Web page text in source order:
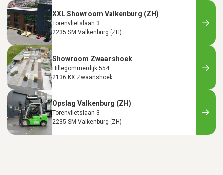
XXL Showroom Valkenburg (ZH)
Torenvlietslaan 3
2235 SM Valkenburg (ZH)
Showroom Zwaanshoek
Hillegommerdijk 554
2136 KX Zwaanshoek
Opslag Valkenburg (ZH)
Torenvlietslaan 3
2235 SM Valkenburg (ZH)